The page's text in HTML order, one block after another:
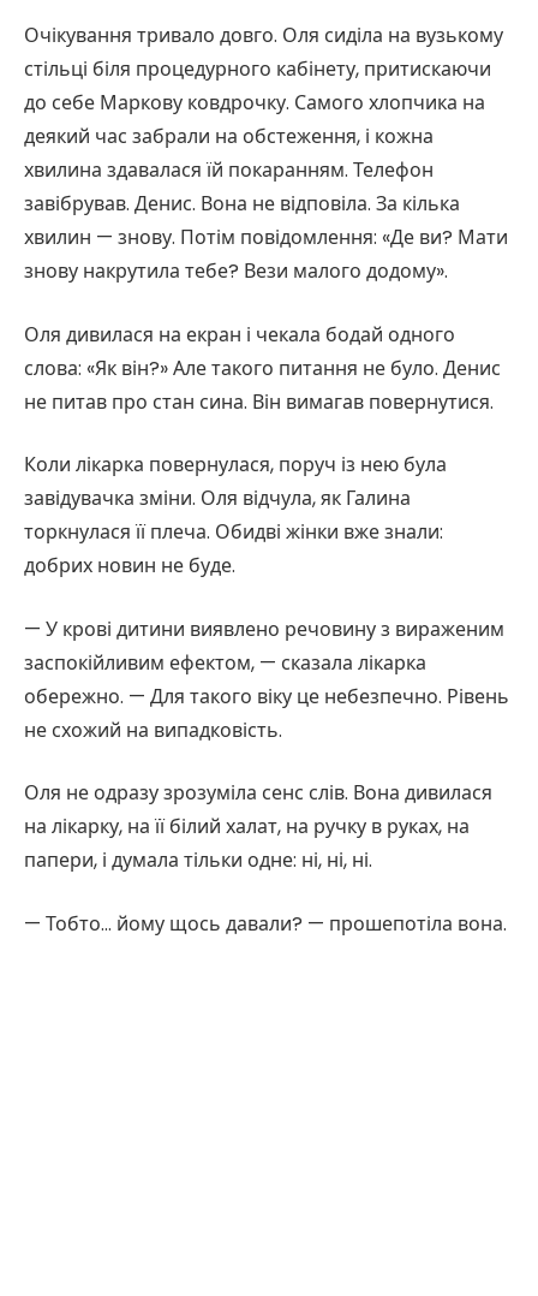
Очікування тривало довго. Оля сиділа на вузькому
стільці біля процедурного кабінету, притискаючи
до себе Маркову ковдрочку. Самого хлопчика на
деякий час забрали на обстеження, і кожна
хвилина здавалася їй покаранням. Телефон
завібрував. Денис. Вона не відповіла. За кілька
хвилин — знову. Потім повідомлення: «Де ви? Мати
знову накрутила тебе? Вези малого додому».
Оля дивилася на екран і чекала бодай одного
слова: «Як він?» Але такого питання не було. Денис
не питав про стан сина. Він вимагав повернутися.
Коли лікарка повернулася, поруч із нею була
завідувачка зміни. Оля відчула, як Галина
торкнулася її плеча. Обидві жінки вже знали:
добрих новин не буде.
— У крові дитини виявлено речовину з вираженим
заспокійливим ефектом, — сказала лікарка
обережно. — Для такого віку це небезпечно. Рівень
не схожий на випадковість.
Оля не одразу зрозуміла сенс слів. Вона дивилася
на лікарку, на її білий халат, на ручку в руках, на
папери, і думала тільки одне: ні, ні, ні.
— Тобто… йому щось давали? — прошепотіла вона.